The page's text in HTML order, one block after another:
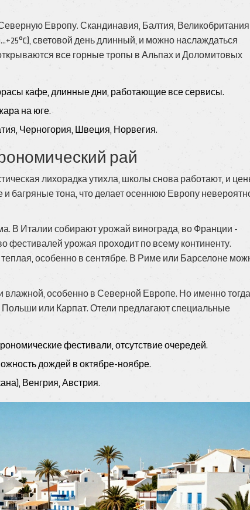
Европу. Скандинавия, Балтия, Великобритания
световой день длинный, и можно наслаждаться
все горные тропы в Альпах и Доломитовых
кафе, длинные дни, работающие все сервисы.
на юге.
Черногория, Швеция, Норвегия.
рай
лихорадка утихла, школы снова работают, и
багряные тона, что делает осеннюю Европу
В Италии собирают урожай винограда, во Франции -
фестивалей урожая проходит по всему континенту.
особенно в сентябре. В Риме или Барселоне
влажной, особенно в Северной Европе. Но именно тогда
Польши или Карпат. Отели предлагают специальные
фестивали, отсутствие очередей.
дождей в октябре-ноябре.
Венгрия, Австрия.